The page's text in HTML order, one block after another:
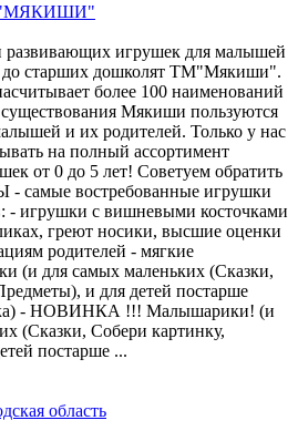
"МЯКИШИ"
игрушек для малышей
до старших дошколят ТМ"Мякиши".
более 100 наименований
Мякиши пользуются
и их родителей. Только у нас
на полный ассортимент
от 0 до 5 лет! Советуем обратить
самые востребованные игрушки
- игрушки с вишневыми косточками
греют носики, высшие оценки
родителей - мягкие
(и для самых маленьких (Сказки,
и для детей постарше
- НОВИНКА !!! Малышарики! (и
(Сказки, Собери картинку,
постарше ...
область